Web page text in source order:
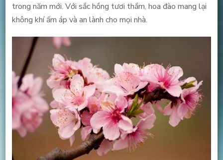
trong năm mới. Với sắc hồng tươi thắm, hoa đào mang lại
không khí ấm áp và an lành cho mọi nhà.